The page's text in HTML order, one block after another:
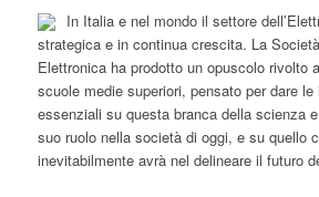
In Italia e nel mondo il settore
strategica e in continua crescita. La
Elettronica ha prodotto un opuscolo rivolto
scuole medie superiori, pensato per dare le
essenziali su questa branca della scienza
suo ruolo nella società di oggi, e su quello
inevitabilmente avrà nel delineare il futuro